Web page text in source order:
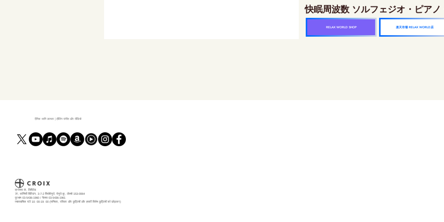
快眠周波数 ソルフェジオ・ピア
RELAX WORLD SHOP 楽天市場 RELAX WORLD店
दैनिक ध्वनि उपचार | हीलिंग संगीत और वीडियो
क्रोक्स कं, लिमिटेड
7F, कोनिशी बिल्डिंग, 3-7-2 शिमोमेगुरो, मेगुरो-कू, टोक्यो 153-0064
दूरभाष 03-5436-1960 / फैक्स 03-5436-1961
व्यावसायिक घंटे 10: 00-19: 00 (शनिवार, रविवार और छुट्टियों और हमारी विशेष छुट्टियों को छोड़कर)